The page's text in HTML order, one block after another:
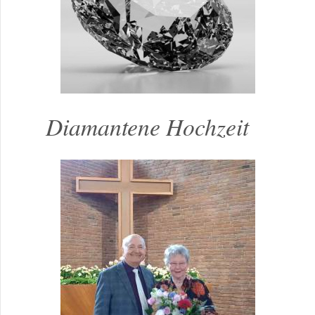
Diamantene Hochzeit